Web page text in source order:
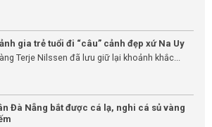
gia trẻ tuổi đi “câu” cảnh đẹp xứ Na Uy
Terje Nilssen đã lưu giữ lại khoảnh khắc...
Đà Nẵng bắt được cá lạ, nghi cá sủ vàng